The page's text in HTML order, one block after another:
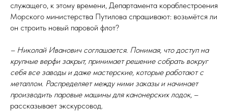
служащего, к этому времени, Департамента кораблестроения
Морского министерства Путилова спрашивают: возьмётся ли
он строить новый паровой флот?
– Николай Иванович соглашается. Понимая, что доступ на
крупные верфи закрыт, принимает решение собрать вокруг
себя все заводы и даже мастерские, которые работают с
металлом. Распределяет между ними заказы и начинает
производить паровые машины для канонерских лодок, –
рассказывает экскурсовод.